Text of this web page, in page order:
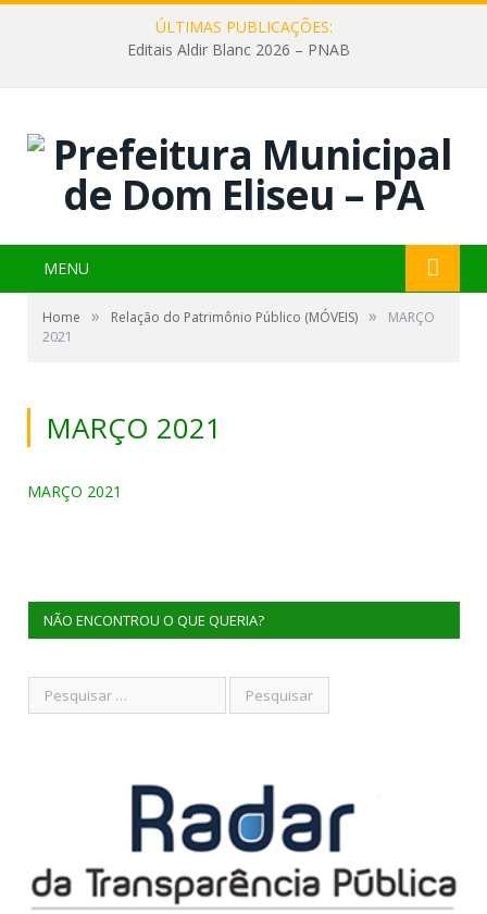
ÚLTIMAS PUBLICAÇÕES:
Editais Aldir Blanc 2026 – PNAB
MENU
Home » Relação do Patrimônio Público (MÓVEIS) »
MARÇO
2021
MARÇO 2021
MARÇO 2021
NÃO ENCONTROU O QUE QUERIA?